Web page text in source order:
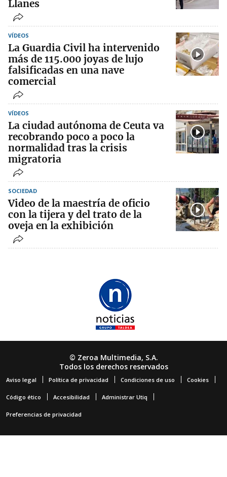
Llanes
VÍDEOS
La Guardia Civil ha intervenido
más de 115.000 joyas de lujo
falsificadas en una nave
comercial
VÍDEOS
La ciudad autónoma de Ceuta va
recobrando poco a poco la
normalidad tras la crisis
migratoria
SOCIEDAD
Video de la maestría de oficio
con la tijera y del trato de la
oveja en la exhibición
© Zeroa Multimedia, S.A.
Todos los derechos reservados
Aviso legal Política de privacidad Condiciones de uso Cookies
Código ético Accesibilidad Administrar Utiq
Preferencias de privacidad